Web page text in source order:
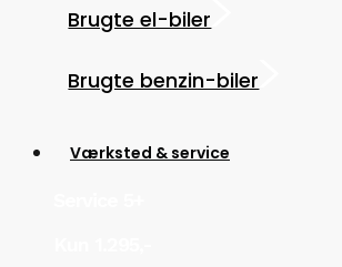
Brugte el-biler
Brugte benzin-biler
Værksted & service